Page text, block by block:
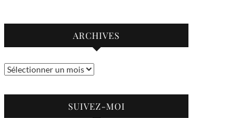
ARCHIVES
Archives
SUIVEZ-MOI